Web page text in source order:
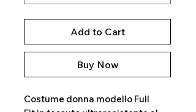
Add to Cart
Buy Now
Costume donna modello Full